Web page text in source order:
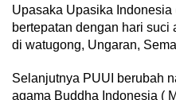
Upasaka Upasika
bertepatan dengan hari
di watugong, Ungaran,
Selanjutnya PUUI berubah
agama Buddha Indonesia (